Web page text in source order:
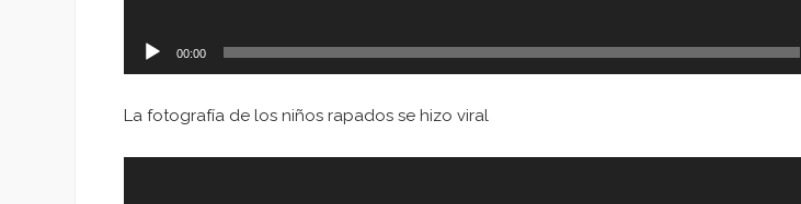
00:00
La fotografía de los niños rapados se hizo viral